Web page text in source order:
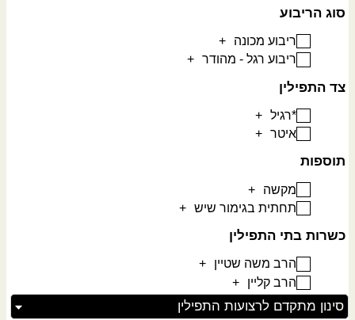
סוג הריבוע
ריבוע מכונה
+
ריבוע רגל - מהודר
+
צד התפילין
*רגיל
+
איטר
+
תוספות
מקשה
+
תחתית בגימור שיש
+
כשרות בתי התפילין
הרב משה שטיין
+
הרב קליין
+
סינון מתקדם לרצועות התפילין